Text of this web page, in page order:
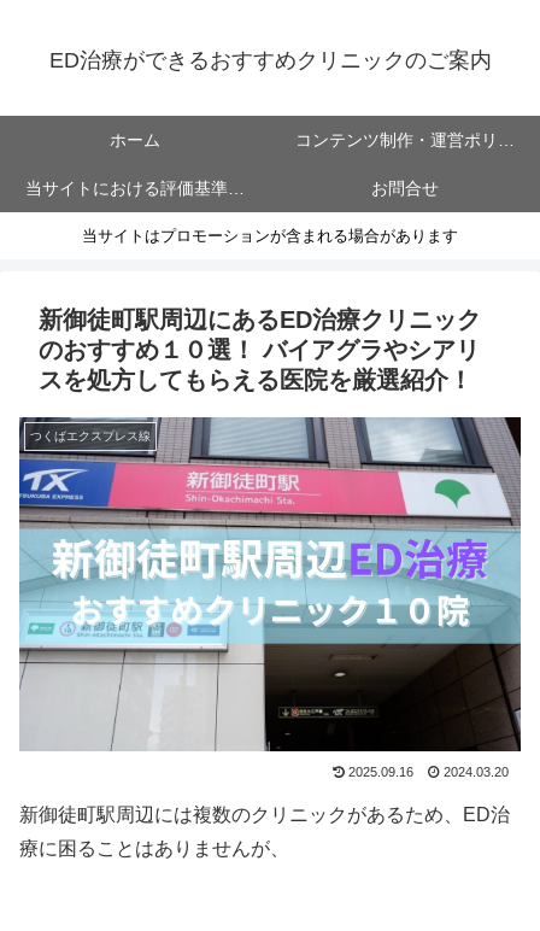
ED治療ができるおすすめクリニックのご案内
ホーム コンテンツ制作・運営ポリシ
ー
当サイトにおける評価基準に
ついて
お問合せ
当サイトはプロモーションが含まれる場合があります
新御徒町駅周辺にあるED治療クリニック
のおすすめ１０選！ バイアグラやシアリ
スを処方してもらえる医院を厳選紹介！
つくばエクスプレス線
2025.09.16 2024.03.20
新御徒町駅周辺には複数のクリニックがあるため、ED治
療に困ることはありませんが、